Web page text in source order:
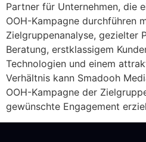
Partner für Unternehmen, die
OOH-Kampagne durchführen
Zielgruppenanalyse, gezielter
Beratung, erstklassigem
Technologien und einem
Verhältnis kann Smadooh
OOH-Kampagne der
gewünschte Engagement